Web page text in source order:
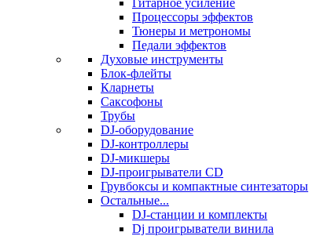
Гитарное усиление
Процессоры эффектов
Тюнеры и метрономы
Педали эффектов
Духовые инструменты
Блок-флейты
Кларнеты
Саксофоны
Трубы
DJ-оборудование
DJ-контроллеры
DJ-микшеры
DJ-проигрыватели CD
Грувбоксы и компактные синтезаторы
Остальные...
DJ-станции и комплекты
Dj проигрыватели винила